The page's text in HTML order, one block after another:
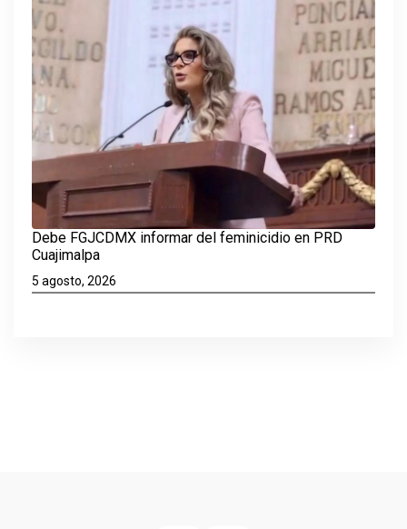
Debe FGJCDMX informar del feminicidio en PRD
Cuajimalpa
5 agosto, 2026